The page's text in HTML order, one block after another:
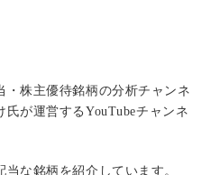
・株主優待銘柄の分析チャンネ
が運営するYouTubeチャンネ
な銘柄を紹介しています。